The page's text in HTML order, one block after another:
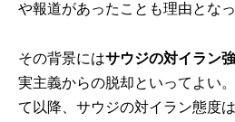
や報道があったことも理由となっ
その背景にはサウジの対イラン
実主義からの脱却といってよい
て以降、サウジの対イラン態度